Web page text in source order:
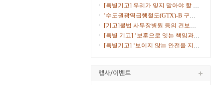
독립의 ...
[특별기고] 우리가 잊지 말아야 할 서
해수호...
‘수도권광역급행철도(GTX)-B 구로
노선 환기...
[기고]불법 사무장병원 등의 건보재
정 침해에...
[특별 기고] ‘보훈으로 잇는 책임과
통합의 ...
[특별기고] ‘보이지 않는 안전을 지키